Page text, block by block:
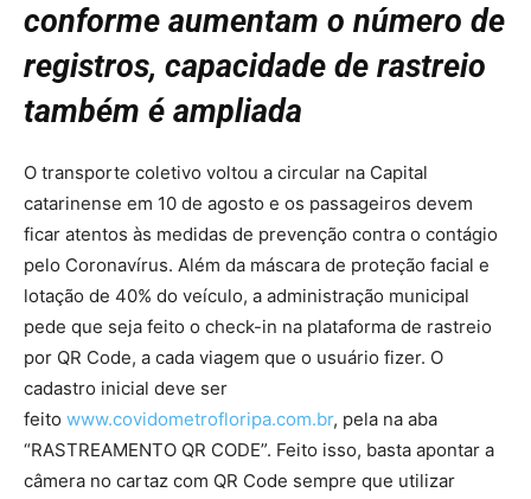
conforme aumentam o número de
registros, capacidade de rastreio
também é ampliada
O transporte coletivo voltou a circular na Capital
catarinense em 10 de agosto e os passageiros devem
ficar atentos às medidas de prevenção contra o contágio
pelo Coronavírus. Além da máscara de proteção facial e
lotação de 40% do veículo, a administração municipal
pede que seja feito o check-in na plataforma de rastreio
por QR Code, a cada viagem que o usuário fizer. O
cadastro inicial deve ser
feito www.covidometrofloripa.com.br, pela na aba
“RASTREAMENTO QR CODE”. Feito isso, basta apontar a
câmera no cartaz com QR Code sempre que utilizar